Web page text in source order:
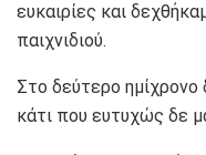
ευκαιρίες και
παιχνιδιού.
Στο δεύτερο ημίχρονο
κάτι που ευτυχώς δε